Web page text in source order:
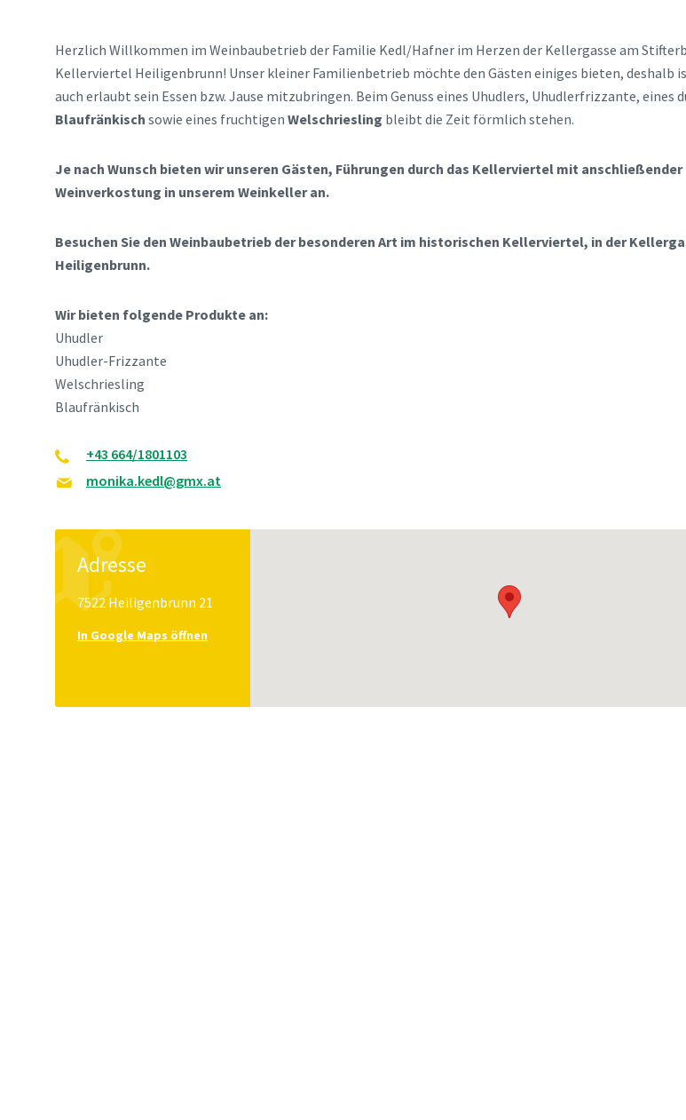
Herzlich Willkommen im Weinbaubetrieb der Familie Kedl/Hafner im Herzen der Kellergasse am
Kellerviertel Heiligenbrunn! Unser kleiner Familienbetrieb möchte den Gästen einiges bieten, deshalb
auch erlaubt sein Essen bzw. Jause mitzubringen. Beim Genuss eines Uhudlers, Uhudlerfrizzante, eines
Blaufränkisch sowie eines fruchtigen Welschriesling bleibt die Zeit förmlich stehen.
Je nach Wunsch bieten wir unseren Gästen, Führungen durch das Kellerviertel mit anschließender
Weinverkostung in unserem Weinkeller an.
Besuchen Sie den Weinbaubetrieb der besonderen Art im historischen Kellerviertel, in der
Heiligenbrunn.
Wir bieten folgende Produkte an:
Uhudler
Uhudler-Frizzante
Welschriesling
Blaufränkisch
+43 664/1801103
monika.kedl@gmx.at
Adresse
7522 Heiligenbrunn 21
In Google Maps öffnen